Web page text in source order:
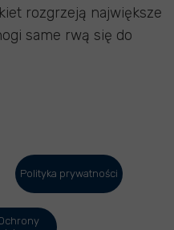
Polityka prywatności
rozgrzeją największe
same rwą się do